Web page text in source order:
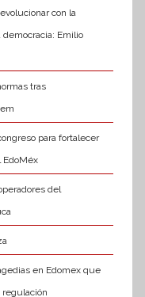
con la
democracia: Emilio
tras
para fortalecer
EdoMéx
del
en Edomex que
regulación